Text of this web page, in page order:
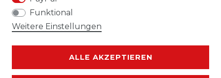
VERTRAG WIDERRUFEN Kontakt
Funktional
Weitere Einstellungen
ALLE AKZEPTIEREN